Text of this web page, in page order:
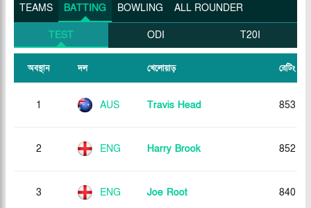
TEAMS BATTING BOWLING ALL ROUNDER
TEST ODI T20I
অবস্থান দল খেলোয়াড় রেটিং
1 AUS Travis Head 853
2 ENG Harry Brook 852
3 ENG Joe Root 840